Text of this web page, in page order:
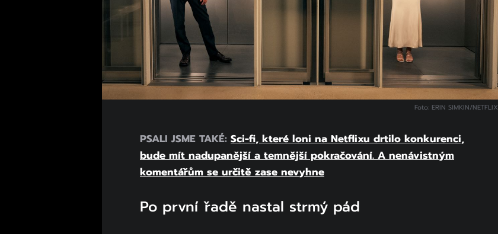
Foto: ERIN SIMKIN/NETFLIX
PSALI JSME TAKÉ: Sci-fi, které loni na Netflixu drtilo konkurenci,
bude mít nadupanější a temnější pokračování. A nenávistným
komentářům se určitě zase nevyhne
Po první řadě nastal strmý pád